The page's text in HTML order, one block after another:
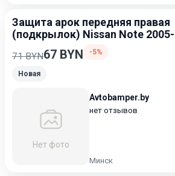
Защита арок передняя правая
(подкрылок) Nissan Note
71 BYN67 BYN -5%
Новая
Нет фото
Avtobamper.by
нет отзывов
Минск